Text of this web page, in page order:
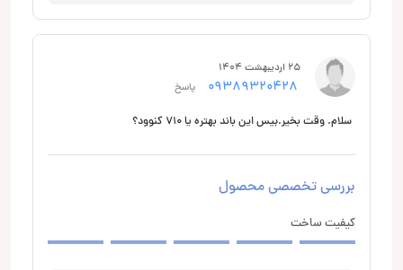
25 اردیبهشت 1404
پاسخ
سلام. وقت بخیر.بیس این باند بهتره یا 710 کنوود؟
بررسی تخصصی محصول
کیفیت ساخت